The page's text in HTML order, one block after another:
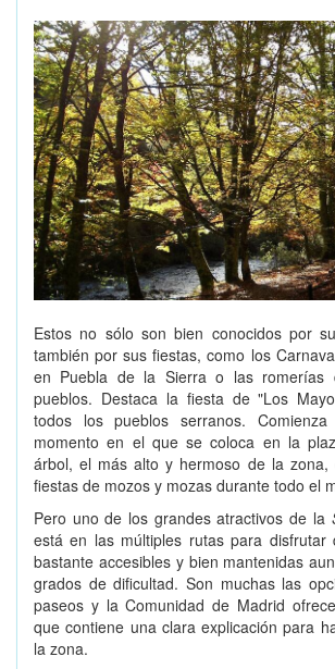
Estos no sólo son bien conocidos por
también por sus fiestas, como los
en Puebla de la Sierra o las romerías
pueblos. Destaca la fiesta de "Los
todos los pueblos serranos.
momento en el que se coloca en la
árbol, el más alto y hermoso de la zona,
fiestas de mozos y mozas durante todo el
Pero uno de los grandes atractivos de la
está en las múltiples rutas para disfrutar
bastante accesibles y bien mantenidas
grados de dificultad. Son muchas las
paseos y la Comunidad de Madrid ofrece
que contiene una clara explicación para
la zona.